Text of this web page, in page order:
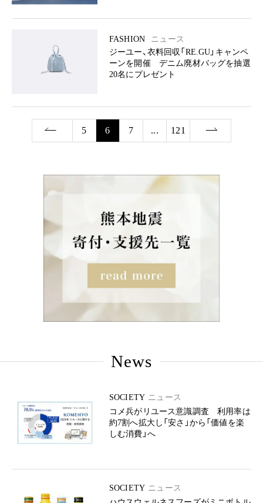
FASHION
ニュース
ジーユー、衣料回収「RE.GU」キャンペ
ーンを開催 デニム廃材バッグを抽選
20名にプレゼント
5 6 7 ... 121
News
SOCIETY ニュース
コメ兵がリユース意識調査 利用率は
約7割へ拡大し「安さ」から「価値を楽
しむ消費」へ
SOCIETY ニュース